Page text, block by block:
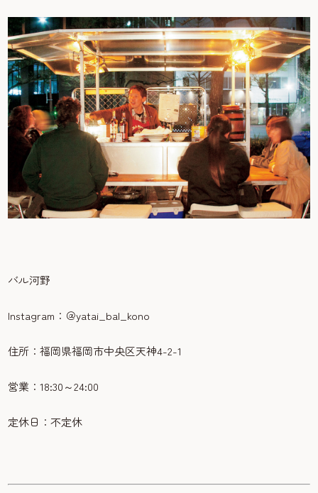
バル河野
Instagram：＠yatai_bal_kono
住所：福岡県福岡市中央区天神4-2-1
営業：18:30～24:00
定休日：不定休